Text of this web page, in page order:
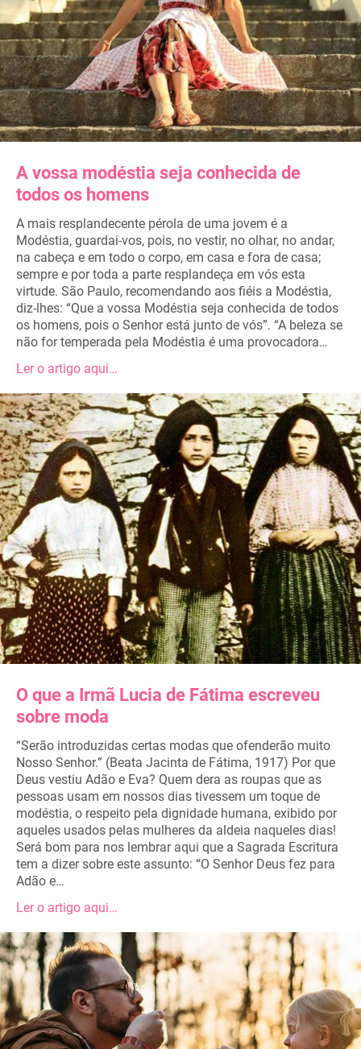
A vossa modéstia seja conhecida de
todos os homens
A mais resplandecente pérola de uma jovem é a
Modéstia, guardai-vos, pois, no vestir, no olhar, no andar,
na cabeça e em todo o corpo, em casa e fora de casa;
sempre e por toda a parte resplandeça em vós esta
virtude. São Paulo, recomendando aos fiéis a Modéstia,
diz-lhes: “Que a vossa Modéstia seja conhecida de todos
os homens, pois o Senhor está junto de vós”. “A beleza se
não for temperada pela Modéstia é uma provocadora…
Ler o artigo aqui…
O que a Irmã Lucia de Fátima escreveu
sobre moda
“Serão introduzidas certas modas que ofenderão muito
Nosso Senhor.” (Beata Jacinta de Fátima, 1917) Por que
Deus vestiu Adão e Eva? Quem dera as roupas que as
pessoas usam em nossos dias tivessem um toque de
modéstia, o respeito pela dignidade humana, exibido por
aqueles usados pelas mulheres da aldeia naqueles dias!
Será bom para nos lembrar aqui que a Sagrada Escritura
tem a dizer sobre este assunto: “O Senhor Deus fez para
Adão e…
Ler o artigo aqui…